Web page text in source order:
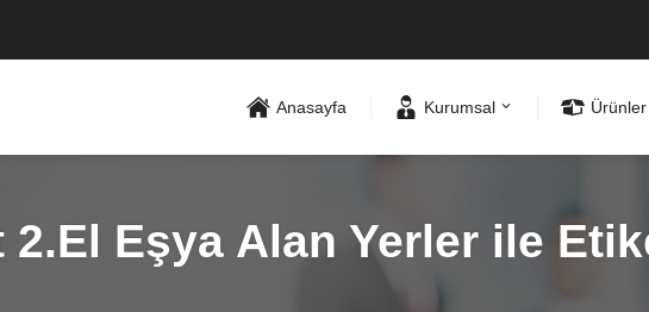
Anasayfa Kurumsal Ürünler
2.El Eşya Alan Yerler ile